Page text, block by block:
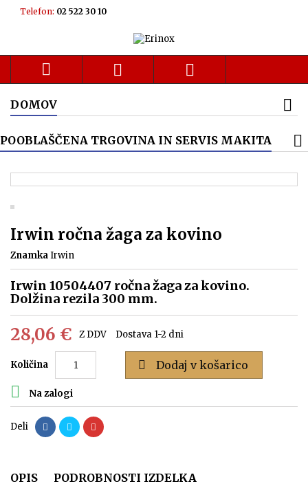
Telefon: 02 522 30 10
  
DOMOV
POOBLAŠČENA TRGOVINA IN SERVIS MAKITA
Irwin ročna žaga za kovino
ZnamkaIrwin
Irwin 10504407 ročna žaga za kovino.
Dolžina rezila 300 mm.
28,06 € Z DDV Dostava 1-2 dni
Količina  Dodaj v košarico
 Na zalogi
Deli
OPIS PODROBNOSTI IZDELKA